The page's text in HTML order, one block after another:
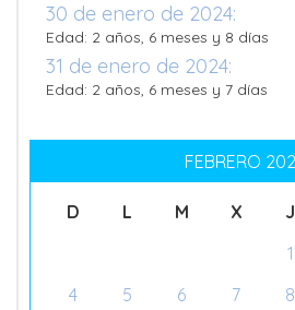
30 de enero de 2024:
Edad: 2 años, 6 meses y 8 días
31 de enero de 2024:
Edad: 2 años, 6 meses y 7 días
FEBRERO
D L M X J
1
4
5 6 7 8